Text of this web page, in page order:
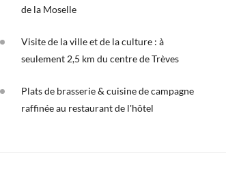
de la Moselle
Visite de la ville et de la culture : à
seulement 2,5 km du centre de Trèves
Plats de brasserie & cuisine de campagne
raffinée au restaurant de l'hôtel